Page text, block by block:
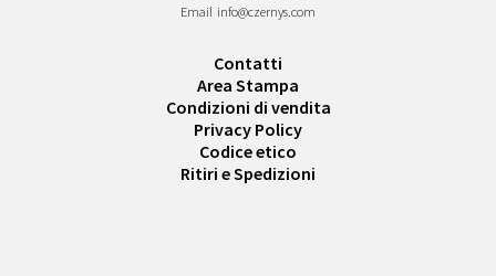
Email info@czernys.com
Contatti
Area Stampa
Condizioni di vendita
Privacy Policy
Codice etico
Ritiri e Spedizioni